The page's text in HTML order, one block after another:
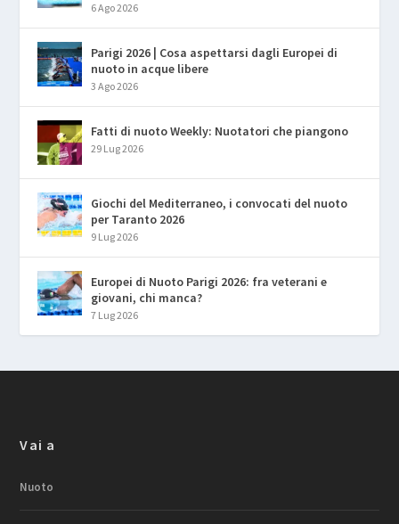
6 Ago 2026
Parigi 2026 | Cosa aspettarsi dagli Europei di
nuoto in acque libere
3 Ago 2026
Fatti di nuoto Weekly: Nuotatori che piangono
29 Lug 2026
Giochi del Mediterraneo, i convocati del nuoto
per Taranto 2026
9 Lug 2026
Europei di Nuoto Parigi 2026: fra veterani e
giovani, chi manca?
7 Lug 2026
Vai a
Nuoto